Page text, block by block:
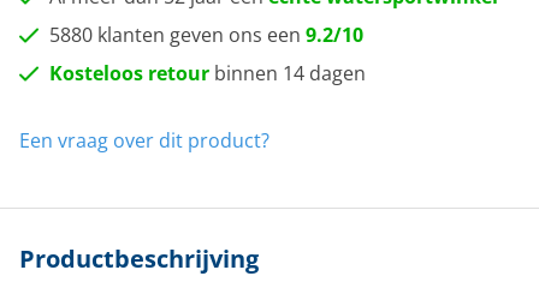
5880 klanten geven ons een 9.2/10
Kosteloos retour binnen 14 dagen
Een vraag over dit product?
Productbeschrijving